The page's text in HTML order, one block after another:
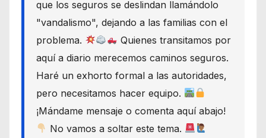
que los seguros se deslindan llamándolo
"vandalismo", dejando a las familias con el
problema.
Quienes transitamos por
aquí a diario merecemos caminos seguros.
Haré un exhorto formal a las autoridades,
pero necesitamos hacer equipo.
¡Mándame mensaje o comenta aquí abajo!
No vamos a soltar este tema.